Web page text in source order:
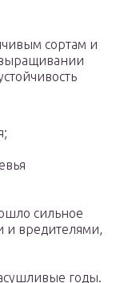
сортам и
сильное
и вредителями,
годы.